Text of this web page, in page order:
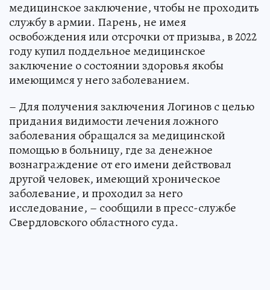
медицинское заключение, чтобы не проходить
службу в армии. Парень, не имея
освобождения или отсрочки от призыва, в 2022
году купил поддельное медицинское
заключение о состоянии здоровья якобы
имеющимся у него заболеванием.
– Для получения заключения Логинов с целью
придания видимости лечения ложного
заболевания обращался за медицинской
помощью в больницу, где за денежное
вознаграждение от его имени действовал
другой человек, имеющий хроническое
заболевание, и проходил за него
исследование, – сообщили в пресс-службе
Свердловского областного суда.